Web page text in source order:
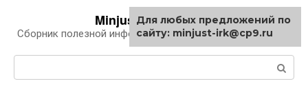
контенту
Minjust-irk.ru
Сборник полезной информации про автомобили
Для любых предложений по
сайту: minjust-irk@cp9.ru